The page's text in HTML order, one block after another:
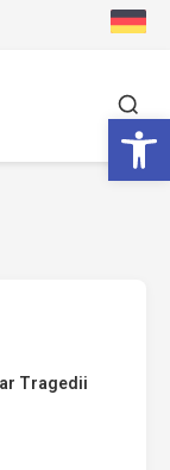
Tragedii